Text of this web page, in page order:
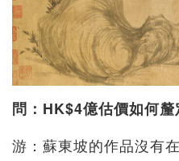
問：HK$4億估價如何釐
游：蘇東坡的作品沒有